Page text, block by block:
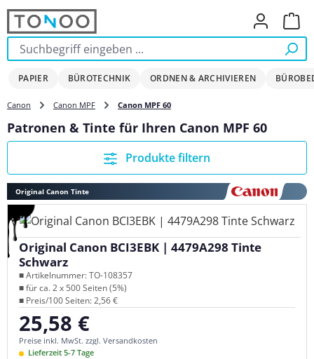
Zum Hauptinhalt springen
PAPIER BÜROTECHNIK ORDNEN & ARCHIVIEREN
Canon Canon MPF Canon MPF 60
Patronen & Tinte für Ihren Canon MPF 60
Produkte filtern
Original Canon Tinte
Original Canon BCI3EBK | 4479A298 Tinte
Schwarz
■ Artikelnummer: TO-108357
■ für ca. 2 x 500 Seiten (5%)
■ Preis/100 Seiten: 2,56 €
Regulärer Preis:
25,58 €
Preise inkl. MwSt. zzgl. Versandkosten
Lieferzeit 5-7 Tage